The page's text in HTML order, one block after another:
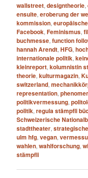
wallstreet,designtheorie,
ensuite,eroberung der
kommission,
Facebook,Feminismus,
buchmesse,function
hannah Arendt,HFG,
internationale politik,
kleinreport,kolumnistin
theorie,kulturmagazin,
switzerland,
representation,
politikvermessung,
politik,regula stämpfli
Schweizerische
stadttheater,
ulm hfg,vegan,
wahlen,wahlforschung,
stämpfli